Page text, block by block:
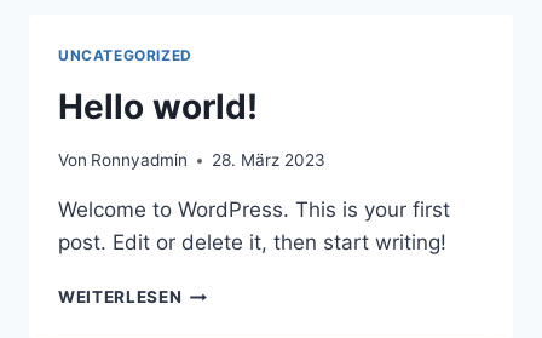
UNCATEGORIZED
Hello world!
Von Ronnyadmin 28. März 2023
Welcome to WordPress. This is your first
post. Edit or delete it, then start writing!
WEITERLESEN HELLO